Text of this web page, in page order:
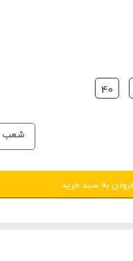
40
شعب
به سبد خرید